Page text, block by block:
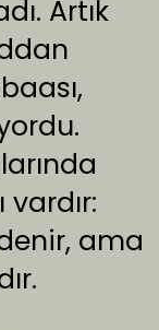
Artık
vardır:
ama